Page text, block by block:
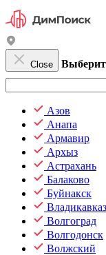
Close
Азов
Анапа
Армавир
Архыз
Астрахань
Балаково
Буйнакск
Владикавказ
Волгоград
Волгодонск
Волжский